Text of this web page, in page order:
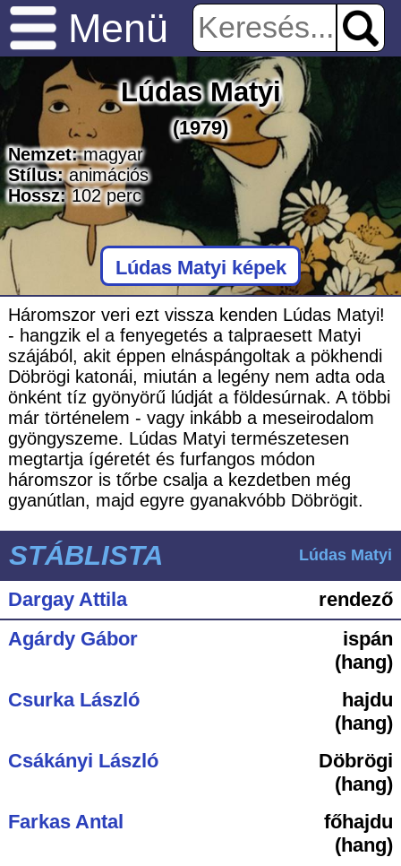
Menü
Lúdas Matyi
(1979)
Nemzet: magyar
Stílus: animációs
Hossz: 102perc
Lúdas Matyi képek
Háromszor veri ezt vissza kenden Lúdas Matyi!
- hangzik el a fenyegetés a talpraesett Matyi
szájából, akit éppen elnáspángoltak a pökhendi
Döbrögi katonái, miután a legény nem adta oda
önként tíz gyönyörű lúdját a földesúrnak. A többi
már történelem - vagy inkább a meseirodalom
gyöngyszeme. Lúdas Matyi természetesen
megtartja ígéretét és furfangos módon
háromszor is tőrbe csalja a kezdetben még
gyanútlan, majd egyre gyanakvóbb Döbrögit.
STÁBLISTA Lúdas Matyi
Dargay Attila
rendező
Agárdy Gábor
ispán
(hang)
Csurka László
hajdu
(hang)
Csákányi László
Döbrögi
(hang)
Farkas Antal
főhajdu
(hang)